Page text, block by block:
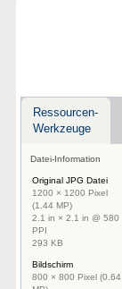
Ressourcen-
Werkzeuge
Datei-Information
Original JPG Datei
1200 × 1200 Pixel
(1.44 MP)
2.1 in × 2.1 in @ 580
PPI
293 KB
Bildschirm
800 × 800 Pixel (0.64